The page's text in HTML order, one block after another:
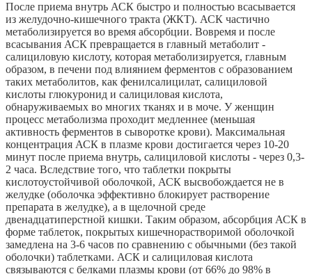
После приема внутрь АСК быстро и полностью всасывается
из желудочно-кишечного тракта (ЖКТ). АСК частично
метаболизируется во время абсорбции. Вовремя и после
всасывания АСК превращается в главный метаболит -
салициловую кислоту, которая метаболизируется, главным
образом, в печени под влиянием ферментов с образованием
таких метаболитов, как фенилсалицилат, салициловой
кислоты глюкуронид и салициловая кислота,
обнаруживаемых во многих тканях и в моче. У женщин
процесс метаболизма проходит медленнее (меньшая
активность ферментов в сыворотке крови). Максимальная
концентрация АСК в плазме крови достигается через 10-20
минут после приема внутрь, салициловой кислоты - через 0,3-
2 часа. Вследствие того, что таблетки покрыты
кислотоустойчивой оболочкой, АСК высвобождается не в
желудке (оболочка эффективно блокирует растворение
препарата в желудке), а в щелочной среде
двенадцатиперстной кишки. Таким образом, абсорбция АСК в
форме таблеток, покрытых кишечнорастворимой оболочкой
замедлена на 3-6 часов по сравнению с обычными (без такой
оболочки) таблетками. АСК и салициловая кислота
связываются с белками плазмы крови (от 66% до 98% в